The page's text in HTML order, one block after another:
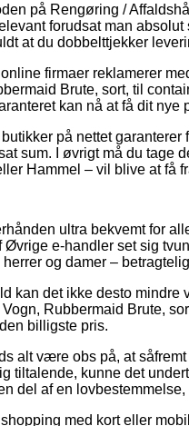
på Rengøring /
forudsat man
at du dobbelttjekker
firmaer reklamerer
Brute, sort, til
kan nå at få dit
butikker på nettet
sum. I øvrigt må du tage
Hammel – vil blive at få
ultra bekvemt for
Øvrige e-handler set sig
og damer –
kan det ikke desto mindre
Rubbermaid Brute,
billigste pris.
alt være obs på, at
tiltalende, kunne det
del af en
med kort eller